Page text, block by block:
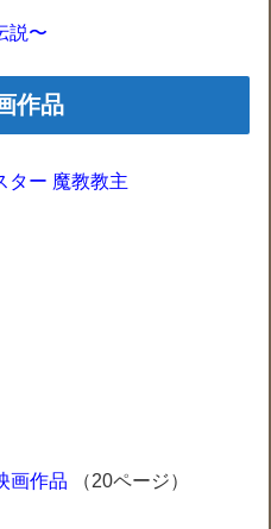
説〜
作品
ー 魔教教主
画作品 （20ページ）